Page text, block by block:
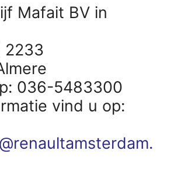
Mafait BV in
2233
036-5483300
vind u op: